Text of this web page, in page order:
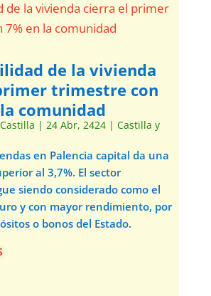
de la vivienda
trimestre con
comunidad
| 24 Abr, 2424| Castilla y
en Palencia capital da una
al 3,7%. El sector
siendo considerado como el
y con mayor rendimiento, por
o bonos del Estado.